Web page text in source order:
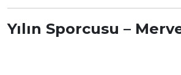
Yılın Sporcusu –